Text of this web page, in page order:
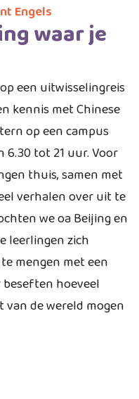
Engels
waar je
een uitwisselingreis
kennis met Chinese
op een campus
tot 21 uur. Voor
thuis, samen met
verhalen over uit te
we oa Beijing en
leerlingen zich
mengen met een
hoeveel
de wereld mogen